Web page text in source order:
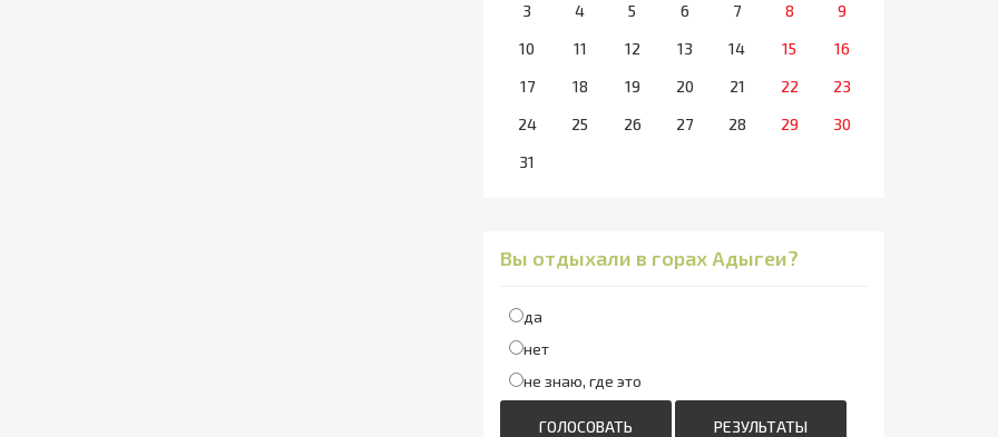
3
4 5 6 7 8
9
10
11 12 13 14 15
16
17
18 19 20 21 22
23
24
25 26 27 28 29
30
31
Вы отдыхали в горах Адыгеи?
да
нет
не знаю, где это
ГОЛОСОВАТЬ РЕЗУЛЬТАТЫ